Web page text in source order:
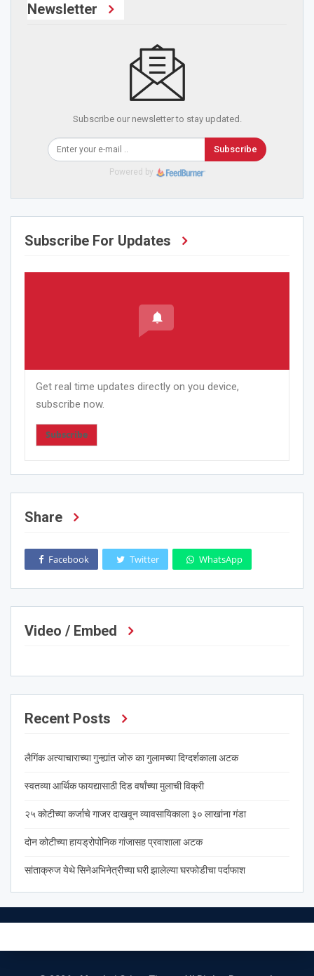
Newsletter
Subscribe our newsletter to stay updated.
Subscribe
Powered by
Subscribe For Updates
Get real time updates directly on you device,
subscribe now.
Subscribe
Share
Facebook Twitter WhatsApp
Video / Embed
Recent Posts
लैगिंक अत्याचाराच्या गुन्ह्यांत जोरु का गुलामच्या दिग्दर्शकाला अटक
स्वतव्या आर्थिक फायद्यासाठी दिड वर्षांच्या मुलाची विक्री
२५ कोटीच्या कर्जाचे गाजर दाखवून व्यावसायिकाला ३० लाखांना गंडा
दोन कोटीच्या हायड्रोपोनिक गांजासह प्रवाशाला अटक
सांताक्रुज येथे सिनेअभिनेत्रीच्या घरी झालेल्या घरफोडीचा पर्दाफाश